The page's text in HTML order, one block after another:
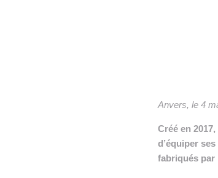
👉
Anvers, le 4
Créé en
d’équiper
fabriqués par